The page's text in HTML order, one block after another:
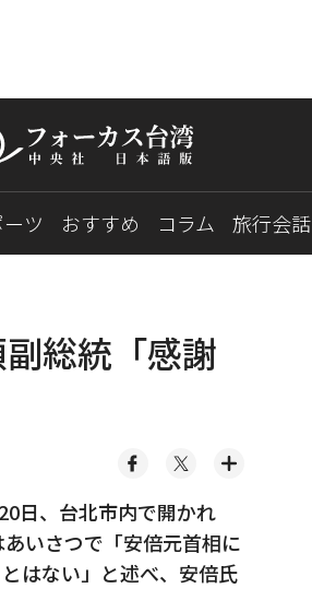
ツ おすすめ コラム 旅行会話
総統「感謝
日、台北市内で開かれ
いさつで「安倍元首相に
はない」と述べ、安倍氏